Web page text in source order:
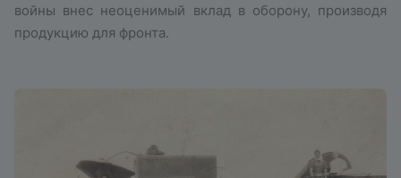
войны внес неоценимый вклад в оборону, производя
продукцию для фронта.